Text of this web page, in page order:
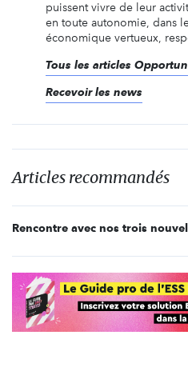
puissent vivre de leur
en toute autonomie, dans
économique vertueux,
Tous les articles
Recevoir les news
Articles recommandés
Rencontre avec nos trois